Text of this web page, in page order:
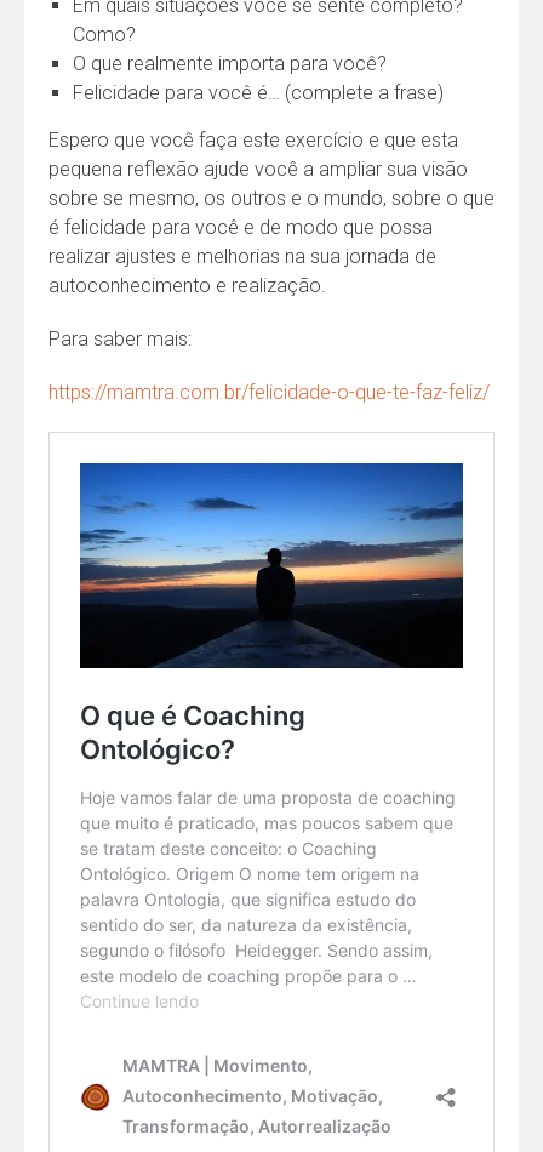
Em quais situações você se sente completo?
Como?
O que realmente importa para você?
Felicidade para você é… (complete a frase)
Espero que você faça este exercício e que esta
pequena reflexão ajude você a ampliar sua visão
sobre se mesmo, os outros e o mundo, sobre o que
é felicidade para você e de modo que possa
realizar ajustes e melhorias na sua jornada de
autoconhecimento e realização.
Para saber mais:
https://mamtra.com.br/felicidade-o-que-te-faz-feliz/